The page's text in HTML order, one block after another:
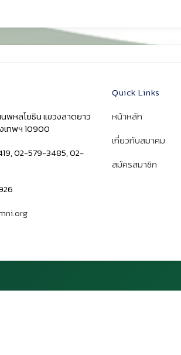
พหลโยธิน แขวงลาดยาว
เทพฯ 10900
02-579-3485, 02-
Quick Links
หน้าหลัก
เกี่ยวกับสมาคม
สมัครสมาชิก